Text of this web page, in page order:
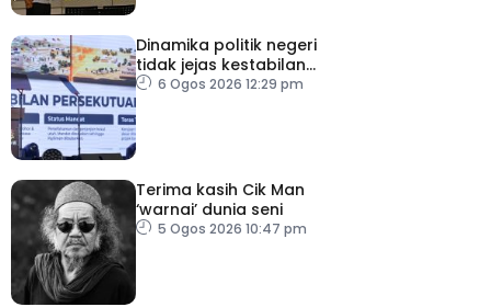
Dinamika politik negeri
tidak jejas kestabilan
Kerajaan Perpaduan
6 Ogos 2026 12:29 pm
Terima kasih Cik Man
‘warnai’ dunia seni
5 Ogos 2026 10:47 pm